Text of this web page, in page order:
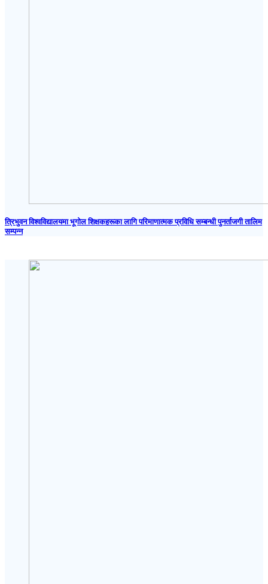
त्रिभुवन विश्वविद्यालयमा भूगोल शिक्षकहरूका लागि परिमाणात्मक प्रविधि सम्बन्धी पुनर्ताजगी तालिम
सम्पन्न